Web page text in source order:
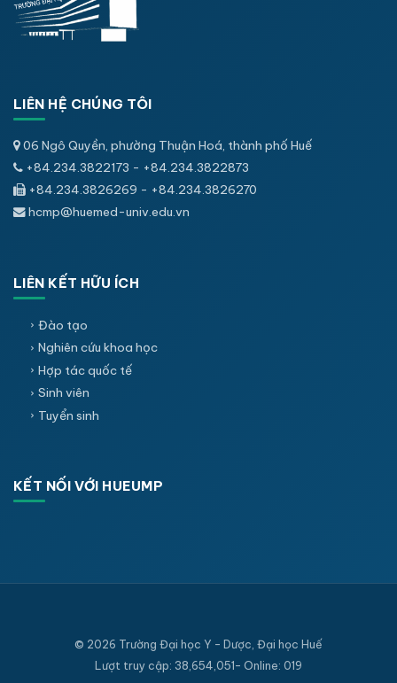
LIÊN HỆ CHÚNG TÔI
06 Ngô Quyền, phường Thuận Hoá, thành phố Huế
+84.234.3822173 - +84.234.3822873
+84.234.3826269 - +84.234.3826270
hcmp@huemed-univ.edu.vn
LIÊN KẾT HỮU ÍCH
Đào tạo
Nghiên cứu khoa học
Hợp tác quốc tế
Sinh viên
Tuyển sinh
KẾT NỐI VỚI HUEUMP
© 2026 Trường Đại học Y - Dược, Đại học Huế
Lượt truy cập: 38,654,051- Online: 019